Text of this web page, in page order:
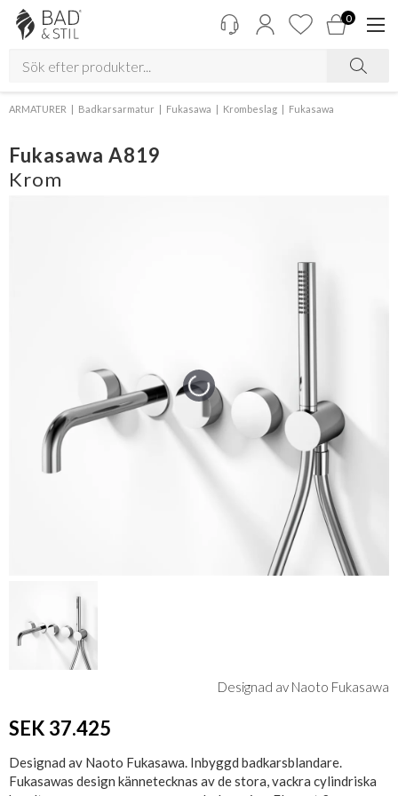
0
ARMATURER Badkarsarmatur Fukasawa Krombeslag Fukasawa
Fukasawa A819
Krom
Designad av Naoto Fukasawa
SEK 37.425
Designad av Naoto Fukasawa. Inbyggd badkarsblandare.
Fukasawas design kännetecknas av de stora, vackra cylindriska